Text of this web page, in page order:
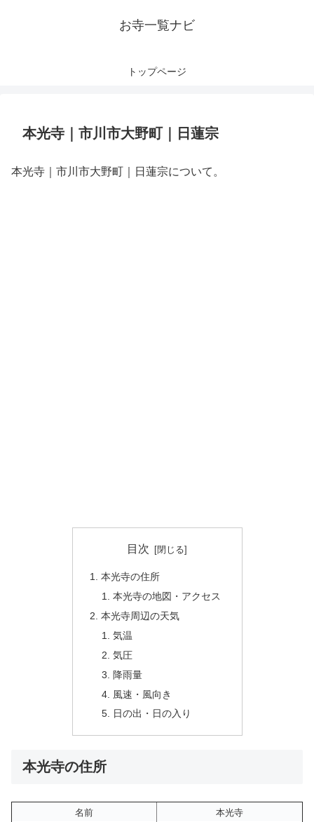
お寺一覧ナビ
トップページ
本光寺｜市川市大野町｜日蓮宗
本光寺｜市川市大野町｜日蓮宗について。
目次
本光寺の住所
本光寺の地図・アクセス
本光寺周辺の天気
気温
気圧
降雨量
風速・風向き
日の出・日の入り
本光寺の住所
名前
本光寺